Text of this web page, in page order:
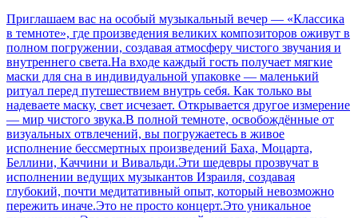
Приглашаем вас на особый музыкальный вечер — «Классика
в темноте», где произведения великих композиторов оживут в
полном погружении, создавая атмосферу чистого звучания и
внутреннего света.На входе каждый гость получает мягкие
маски для сна в индивидуальной упаковке — маленький
ритуал перед путешествием внутрь себя. Как только вы
надеваете маску, свет исчезает. Открывается другое измерение
— мир чистого звука.В полной темноте, освобождённые от
визуальных отвлечений, вы погружаетесь в живое
исполнение бессмертных произведений Баха, Моцарта,
Беллини, Каччини и Вивальди.Эти шедевры прозвучат в
исполнении ведущих музыкантов Израиля, создавая
глубокий, почти медитативный опыт, который невозможно
пережить иначе.Это не просто концерт.Это уникальное